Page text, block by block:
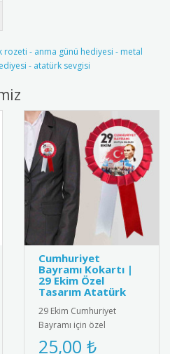
rozeti - anma günü hediyesi - metal
- atatürk sevgisi
Cumhuriyet
Bayramı Kokartı |
29 Ekim Özel
Tasarım Atatürk
29 Ekim Cumhuriyet
Bayramı için özel
tasarlanmış, kaliteli metal
25,00 ₺